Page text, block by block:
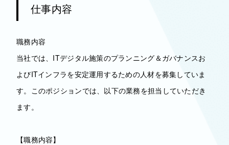
仕事内容
職務内容
当社では、ITデジタル施策のプランニング＆ガバナンスお
よびITインフラを安定運用するための人材を募集していま
す。このポジションでは、以下の業務を担当していただき
ます。
【職務内容】